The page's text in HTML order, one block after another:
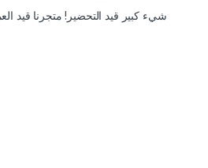
شيء كبير قيد التحضير! متجرنا قيد